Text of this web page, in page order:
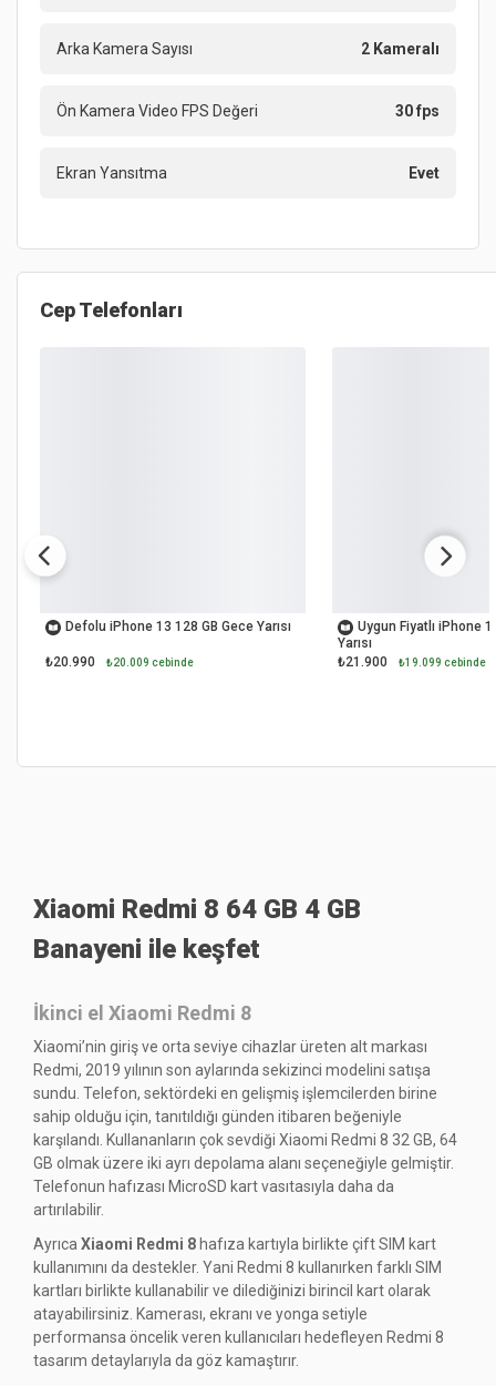
Arka Kamera Sayısı 2 Kameralı
Ön Kamera Video FPS Değeri 30 fps
Ekran Yansıtma Evet
Cep Telefonları
Defolu iPhone 13 128 GB Gece Yarısı
₺20.990 ₺20.009 cebinde
Uygun Fiyatlı iPhone
Yarısı
₺21.900
₺19.099 cebinde
Xiaomi Redmi 8 64 GB 4 GB
Banayeni ile keşfet
İkinci el Xiaomi Redmi 8
Xiaomi’nin giriş ve orta seviye cihazlar üreten alt markası
Redmi, 2019 yılının son aylarında sekizinci modelini satışa
sundu. Telefon, sektördeki en gelişmiş işlemcilerden birine
sahip olduğu için, tanıtıldığı günden itibaren beğeniyle
karşılandı. Kullananların çok sevdiği Xiaomi Redmi 8 32 GB, 64
GB olmak üzere iki ayrı depolama alanı seçeneğiyle gelmiştir.
Telefonun hafızası MicroSD kart vasıtasıyla daha da
artırılabilir.
Ayrıca Xiaomi Redmi 8 hafıza kartıyla birlikte çift SIM kart
kullanımını da destekler. Yani Redmi 8 kullanırken farklı SIM
kartları birlikte kullanabilir ve dilediğinizi birincil kart olarak
atayabilirsiniz. Kamerası, ekranı ve yonga setiyle
performansa öncelik veren kullanıcıları hedefleyen Redmi 8
tasarım detaylarıyla da göz kamaştırır.